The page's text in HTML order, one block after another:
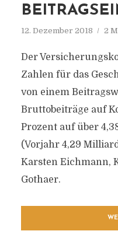
12. Dezember 2018 2
Der
Zahlen für das
von einem
Bruttobeiträge auf
Prozent auf über
(Vorjahr 4,29
Karsten Eichmann,
Gothaer.